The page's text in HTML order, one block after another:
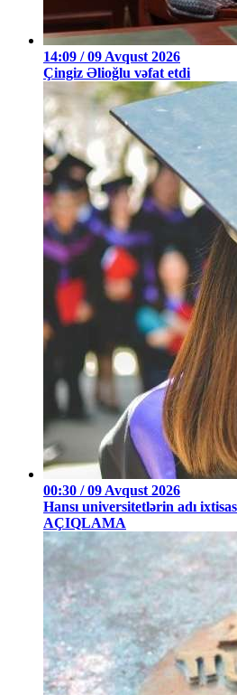
14:09 / 09 Avqust 2026
Çingiz Əlioğlu vəfat etdi
00:30 / 09 Avqust 2026
Hansı universitetlərin adı
AÇIQLAMA